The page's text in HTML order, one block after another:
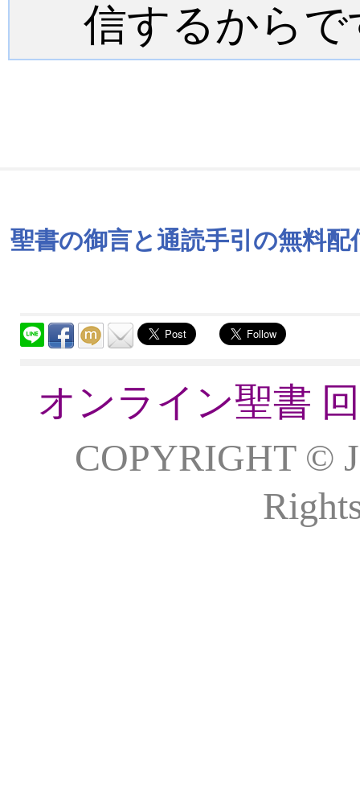
信するからで
聖書の御言と通読手引の無料
オンライン聖書
COPYRIGHT ©